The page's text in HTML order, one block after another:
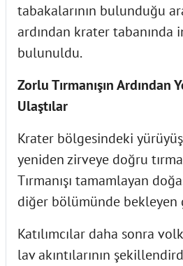
tabakalarının bulunduğu
ardından krater tabanında
bulunuldu.
Zorlu Tırmanışın Ardından
Ulaştılar
Krater bölgesindeki
yeniden zirveye doğru
Tırmanışı tamamlayan
diğer bölümünde
Katılımcılar daha sonra
lav akıntılarının